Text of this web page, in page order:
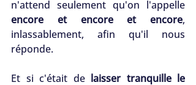
encore et encore et encore,
inlassablement, afin qu'il nous
réponde.
Et si c'était de laisser tranquille le